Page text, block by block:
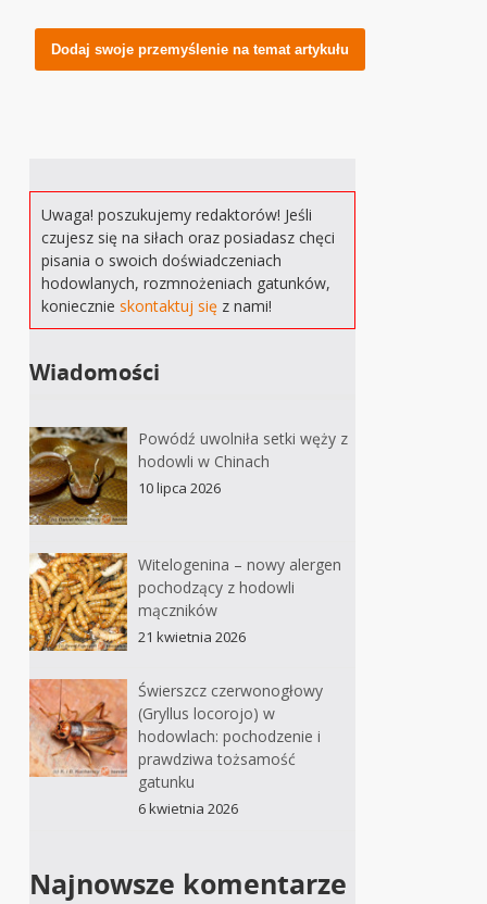
Uwaga! poszukujemy redaktorów! Jeśli
czujesz się na siłach oraz posiadasz chęci
pisania o swoich doświadczeniach
hodowlanych, rozmnożeniach gatunków,
koniecznieskontaktuj się z nami!
Wiadomości
Powódź uwolniła setki węży z
hodowli w Chinach
10 lipca 2026
Witelogenina – nowy alergen
pochodzący z hodowli
mączników
21 kwietnia 2026
Świerszcz czerwonogłowy
(Gryllus locorojo) w
hodowlach: pochodzenie i
prawdziwa tożsamość
gatunku
6 kwietnia 2026
Najnowsze komentarze